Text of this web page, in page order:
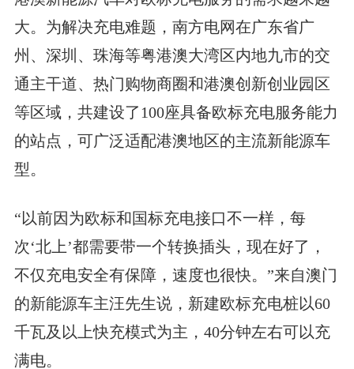
大。为解决充电难题，南方电网在广东省广
州、深圳、珠海等粤港澳大湾区内地九市的交
通主干道、热门购物商圈和港澳创新创业园区
等区域，共建设了100座具备欧标充电服务能力
的站点，可广泛适配港澳地区的主流新能源车
型。
“以前因为欧标和国标充电接口不一样，每
次‘北上’都需要带一个转换插头，现在好了，
不仅充电安全有保障，速度也很快。”来自澳门
的新能源车主汪先生说，新建欧标充电桩以60
千瓦及以上快充模式为主，40分钟左右可以充
满电。